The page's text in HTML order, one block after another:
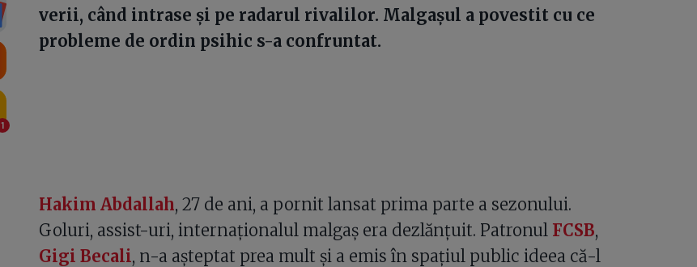
1
verii, când intrase și pe radarul rivalilor. Malgașul a povestit cu ce
probleme de ordin psihic s-a confruntat.
Hakim Abdallah, 27 de ani, a pornit lansat prima parte a sezonului.
Goluri, assist-uri, internaționalul malgaș era dezlănțuit. Patronul FCSB,
Gigi Becali, n-a așteptat prea mult și a emis în spațiul public ideea că-l